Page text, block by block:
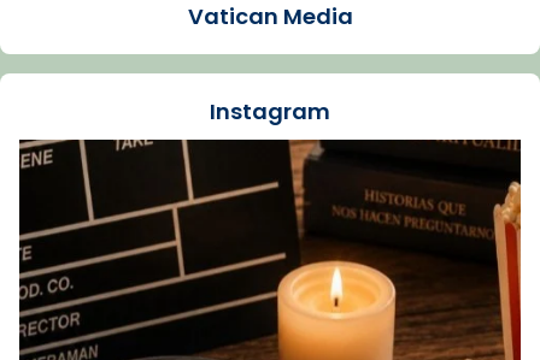
La Carmina va patir depressió. Fa gairebé
dos mesos, a l'Estadi Lluís Companys, la
Recupera l'entrevista comp
Vatican
tican News 👇
www.vaticannews.va/es/iglesia/news/2026-
07/carmina-historia-depresion-papa-viaje-
espana-testimoni...
Foto
Vatican Media
Instagram